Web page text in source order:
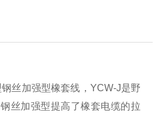
丝加强型橡套线，YCW-J是野
丝加强型提高了橡套电缆的拉